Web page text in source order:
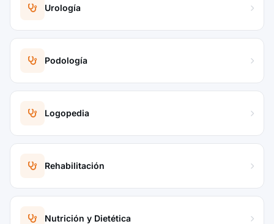
Urología
Podología
Logopedia
Rehabilitación
Nutrición y Dietética